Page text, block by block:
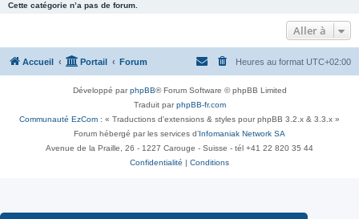
Cette catégorie n’a pas de forum.
Aller à
Accueil Portail Forum Heures au format UTC+02:00
Développé parphpBB® Forum Software © phpBB Limited
Traduit parphpBB-fr.com
Communauté EzCom : « Traductions d'extensions & styles pour phpBB 3.2.x & 3.3.x »
Forum hébergé par les services d’ Infomaniak Network SA
Avenue de la Praille, 26 - 1227 Carouge - Suisse - tél +41 22 820 35 44
Confidentialité
Conditions